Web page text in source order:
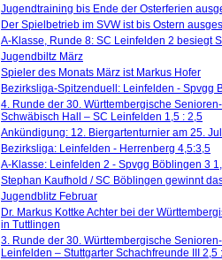
Jugendtraining bis Ende der Osterferien
Der Spielbetrieb im SVW ist bis Ostern
A-Klasse, Runde 8: SC Leinfelden 2 besiegt
Jugendbiltz März
Spieler des Monats März ist Markus Hofer
Bezirksliga-Spitzenduell: Leinfelden - Spvgg
4. Runde der 30. Württembergische
Schwäbisch Hall – SC Leinfelden 1,5 : 2,5
Ankündigung: 12. Biergartenturnier am 25.
Bezirksliga: Leinfelden - Herrenberg 4,5:3,5
A-Klasse: Leinfelden 2 - Spvgg Böblingen 3
Stephan Kaufhold / SC Böblingen gewinnt
Jugendblitz Februar
Dr. Markus Kottke Achter bei der
in Tuttlingen
3. Runde der 30. Württembergische
Leinfelden – Stuttgarter Schachfreunde III 2,5